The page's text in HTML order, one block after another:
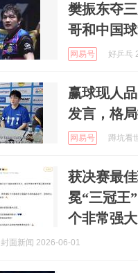
樊振东夺
哥和中国
网易号 好乒乓
赢球现人
发言，格局
网易号 蹲坑看
获决赛最
冕“三冠王
个非常强
封面新闻 2026-06-01